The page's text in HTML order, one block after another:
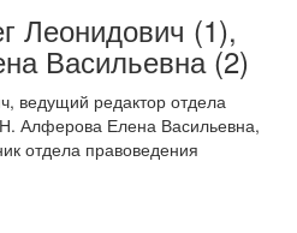
Леонидович (1),
Васильевна (2)
ведущий редактор отдела
Алферова Елена Васильевна,
отдела правоведения